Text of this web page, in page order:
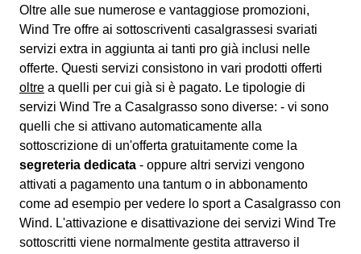
Oltre alle sue numerose e vantaggiose promozioni,
Wind Tre offre ai sottoscriventi casalgrassesi svariati
servizi extra in aggiunta ai tanti pro già inclusi nelle
offerte. Questi servizi consistono in vari prodotti offerti
oltre a quelli per cui già si è pagato. Le tipologie di
servizi Wind Tre a Casalgrasso sono diverse: - vi sono
quelli che si attivano automaticamente alla
sottoscrizione di un'offerta gratuitamente come la
segreteria dedicata - oppure altri servizi vengono
attivati a pagamento una tantum o in abbonamento
come ad esempio per vedere lo sport a Casalgrasso con
Wind. L'attivazione e disattivazione dei servizi Wind Tre
sottoscritti viene normalmente gestita attraverso il